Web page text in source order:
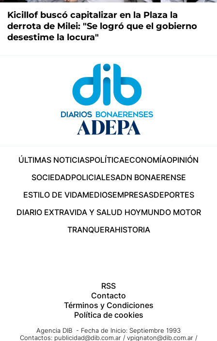
Kicillof buscó capitalizar en la Plaza la
derrota de Milei: "Se logró que el gobierno
desestime la locura"
ÚLTIMAS NOTICIASPOLÍTICAECONOMÍAOPINIÓN
SOCIEDADPOLICIALESADN BONAERENSE
ESTILO DE VIDAMEDIOSEMPRESASDEPORTES
DIARIO EXTRAVIDA Y SALUD HOYMUNDO MOTOR
TRANQUERAHISTORIA
RSS
Contacto
Términos y Condiciones
Política de cookies
Agencia DIB - Fecha de Inicio: Septiembre 1993
Contactos: publicidad@dib.com.ar / vpignaton@dib.com.ar /